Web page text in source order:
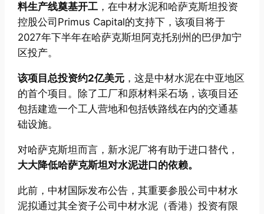
料生产线奠基开工 ，在中材水泥和哈萨克斯坦投资
控股公司Primus Capital的支持下，该项目将于
2027年下半年在哈萨克斯坦阿克托别州的巴伊加宁
区投产。
该项目总投资约2亿美元 ，这是中材水泥在中亚地区
的首个项目。除了工厂和原材料采石场，该项目还
包括建造一个工人营地和包括铁路线在内的交通基
础设施。
对哈萨克斯坦而言，新水泥厂将有助于进口替代，
大大降低哈萨克斯坦对水泥进口的依赖。
此前，中材国际发布公告，其重要参股公司中材水
泥拟通过其全资子公司中材水泥（香港）投资有限